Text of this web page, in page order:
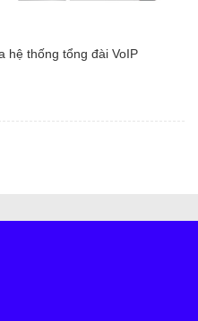
hệ thống tổng đài VoIP